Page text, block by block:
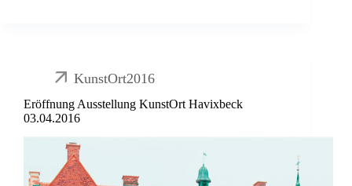
KunstOrt2016
Eröffnung Ausstellung KunstOrt Havixbeck
03.04.2016